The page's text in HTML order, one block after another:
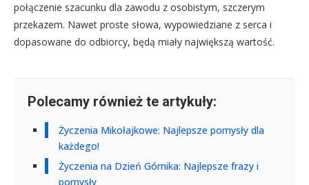
połączenie szacunku dla zawodu z osobistym, szczerym
przekazem. Nawet proste słowa, wypowiedziane z serca i
dopasowane do odbiorcy, będą miały największą wartość.
Polecamy również te artykuły:
Życzenia Mikołajkowe: Najlepsze pomysły dla
każdego!
Życzenia na Dzień Górnika: Najlepsze frazy i
pomysły